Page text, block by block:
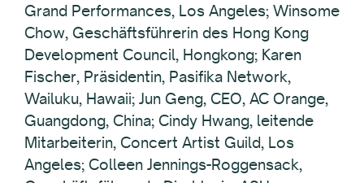
Grand Performances, Los Angeles; Winsome
Chow, Geschäftsführerin des Hong Kong
Development Council, Hongkong; Karen
Fischer, Präsidentin, Pasifika Network,
Wailuku, Hawaii; Jun Geng, CEO, AC Orange,
Guangdong, China; Cindy Hwang, leitende
Mitarbeiterin, Concert Artist Guild, Los
Angeles; Colleen Jennings-Roggensack,